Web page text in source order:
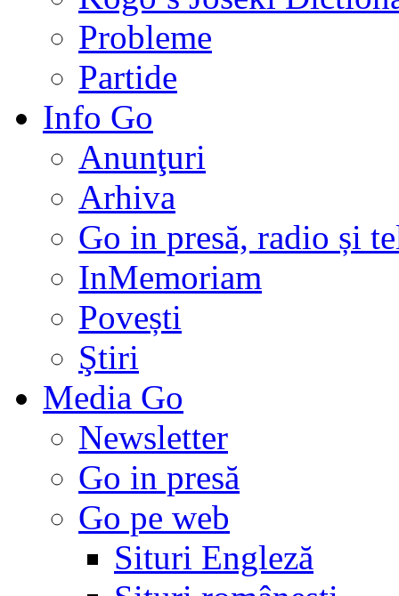
Probleme
Partide
Info Go
Anunţuri
Arhiva
Go in presă, radio și
InMemoriam
Povești
Ştiri
Media Go
Newsletter
Go in presă
Go pe web
Situri Engleză